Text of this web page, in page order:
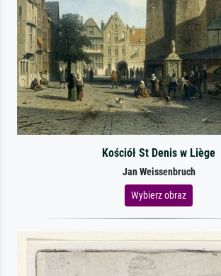
Kościół St Denis w Liège
Jan Weissenbruch
Wybierz obraz